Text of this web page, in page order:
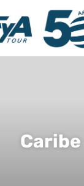
Caribe